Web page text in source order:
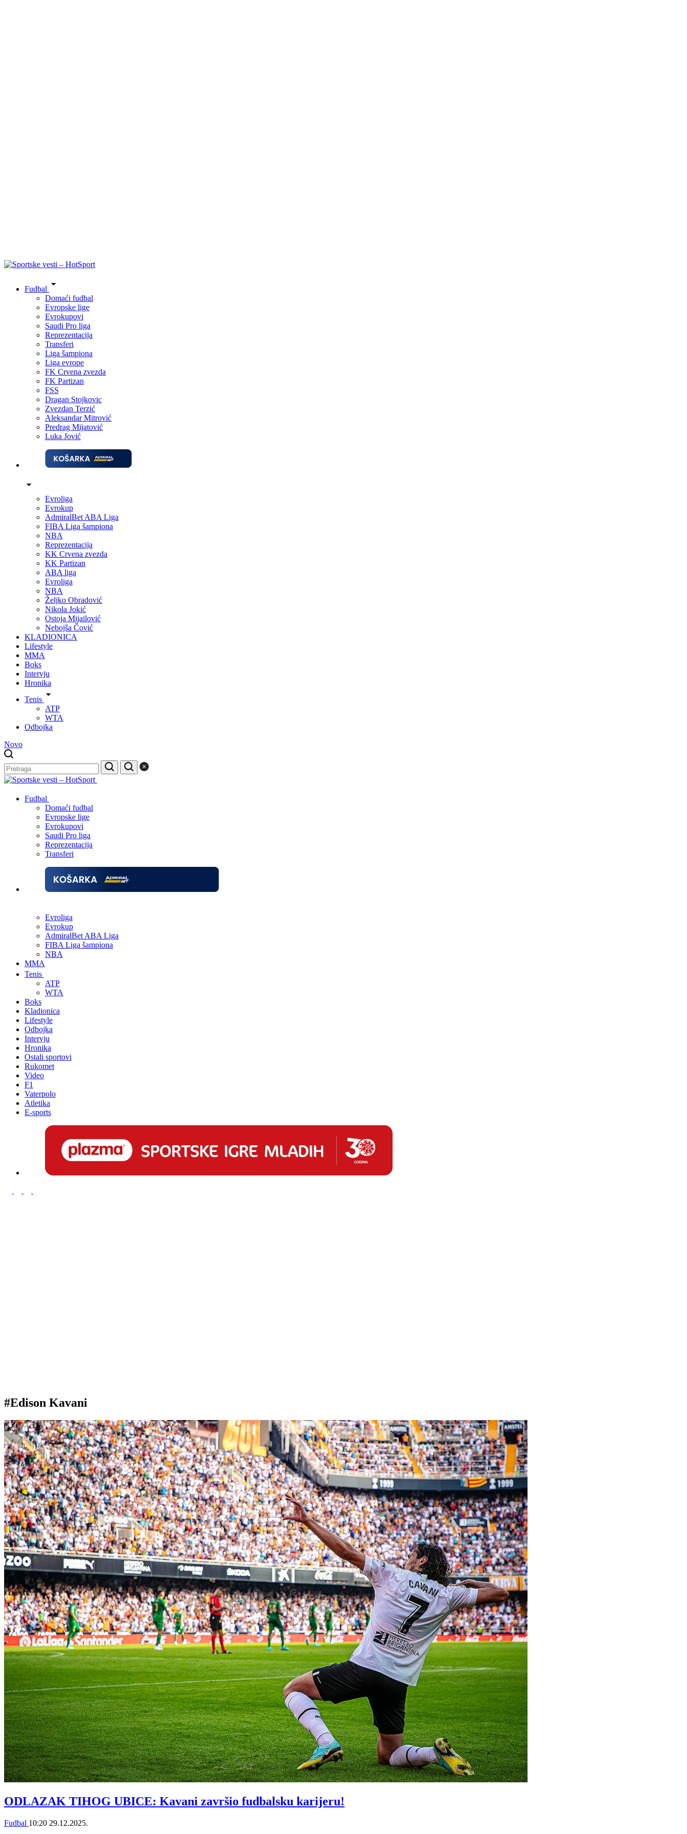
Fudbal
Domaći fudbal
Evropske lige
Evrokupovi
Saudi Pro liga
Reprezentacija
Transferi
Liga šampiona
Liga evrope
FK Crvena zvezda
FK Partizan
FSS
Dragan Stojkovic
Zvezdan Terzić
Aleksandar Mitrović
Predrag Mijatović
Luka Jović
Evroliga
Evrokup
AdmiralBet ABA Liga
FIBA Liga šampiona
NBA
Reprezentacija
KK Crvena zvezda
KK Partizan
ABA liga
Evroliga
NBA
Željko Obradović
Nikola Jokić
Ostoja Mijailović
Nebojša Čović
KLADIONICA
Lifestyle
MMA
Boks
Intervju
Hronika
Tenis
ATP
WTA
Odbojka
Novo
Fudbal
Domaći fudbal
Evropske lige
Evrokupovi
Saudi Pro liga
Reprezentacija
Transferi
Evroliga
Evrokup
AdmiralBet ABA Liga
FIBA Liga šampiona
NBA
MMA
Tenis
ATP
WTA
Boks
Kladionica
Lifestyle
Odbojka
Intervju
Hronika
Ostali sportovi
Rukomet
Video
F1
Vaterpolo
Atletika
E-sports
#Edison Kavani
ODLAZAK TIHOG UBICE: Kavani završio fudbalsku karijeru!
Fudbal 10:20 29.12.2025.